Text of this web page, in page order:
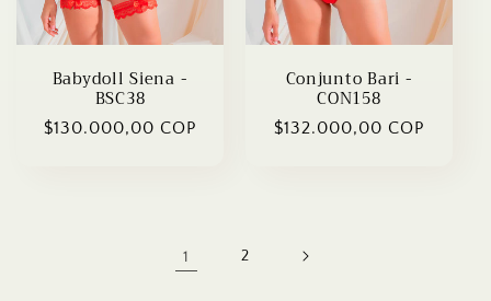
Babydoll Siena -
BSC38
Regular
$130.000,00 COP
Conjunto Bari -
CON158
Regular
$132.000,00 COP
1 2